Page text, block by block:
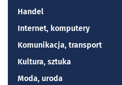
Handel
Internet, komputery
Komunikacja, transport
Kultura, sztuka
Moda, uroda